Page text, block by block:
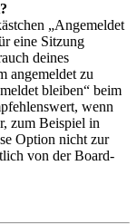
„Angemeldet
eine Sitzung
deines
angemeldet zu
bleiben“ beim
wenn
zum Beispiel in
Option nicht zur
von der Board-